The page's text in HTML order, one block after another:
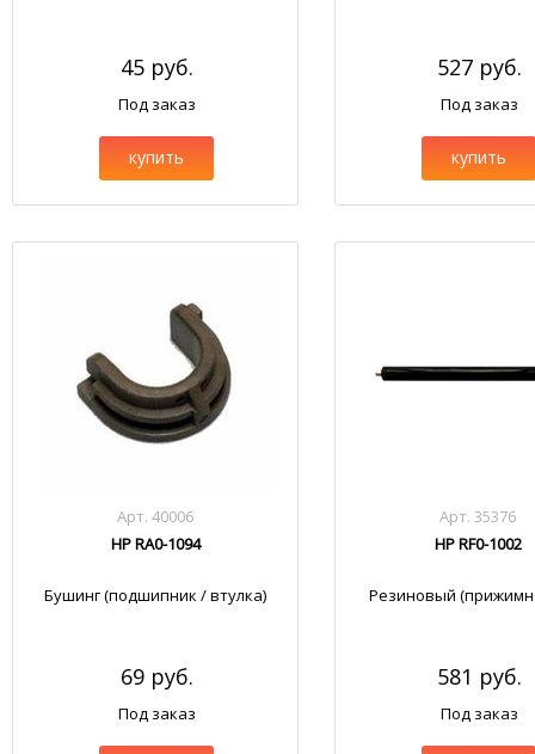
45 руб.
Под заказ
купить
527 руб.
Под заказ
купить
Арт. 40006
HP RA0-1094
Бушинг (подшипник / втулка)
69 руб.
Под заказ
Арт. 35376
HP RF0-1002
Резиновый
581 руб.
Под заказ